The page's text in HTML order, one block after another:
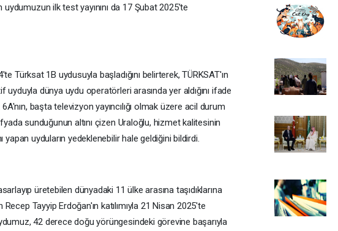
ilk test yayınını da 17 Şubat 2025'te
Türksat 1B uydusuyla başladığını belirterek, TÜRKSAT'ın
dünya uydu operatörleri arasında yer aldığını ifade
başta televizyon yayıncılığı olmak üzere acil durum
sunduğunun altını çizen Uraloğlu, hizmet kalitesinin
yapan uyduların yedeklenebilir hale geldiğini bildirdi.
üretebilen dünyadaki 11 ülke arasına taşıdıklarına
Tayyip Erdoğan'ın katılımıyla 21 Nisan 2025'te
42 derece doğu yörüngesindeki görevine başarıyla